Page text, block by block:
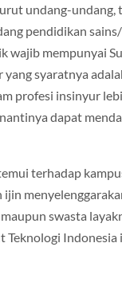
undang-undang,
pendidikan
wajib mempunyai
yang syaratnya
profesi insinyur
dapat
terhadap
ijin
swasta
Teknologi Indonesia